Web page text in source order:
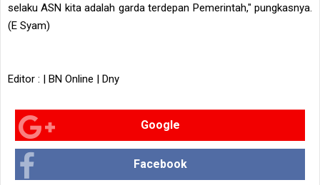
selaku ASN kita adalah garda terdepan Pemerintah," pungkasnya.
(E Syam)
Editor : | BN Online | Dny
Google
Facebook